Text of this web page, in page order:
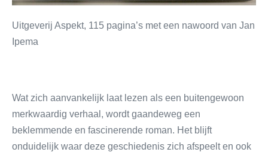
Uitgeverij Aspekt, 115 pagina’s met een nawoord van Jan
Ipema
Wat zich aanvankelijk laat lezen als een buitengewoon
merkwaardig verhaal, wordt gaandeweg een
beklemmende en fascinerende roman. Het blijft
onduidelijk waar deze geschiedenis zich afspeelt en ook